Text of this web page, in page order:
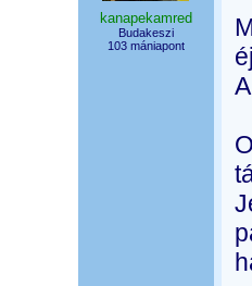
kanapekamred
Budakeszi
103 mániapont